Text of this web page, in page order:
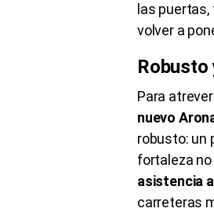
las
volver a
Robusto
Para
nuevo
robusto: un
fortaleza
asistencia
carreteras